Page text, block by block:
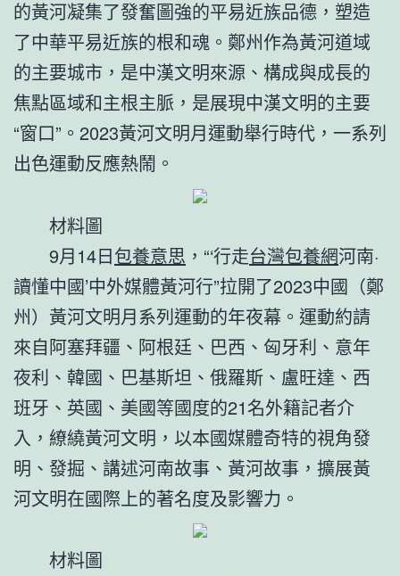
的黃河凝集了發奮圖強的平易近族品德，塑造
了中華平易近族的根和魂。鄭州作為黃河道域
的主要城市，是中漢文明來源、構成與成長的
焦點區域和主根主脈，是展現中漢文明的主要
“窗口”。2023黃河文明月運動舉行時代，一系列
出色運動反應熱鬧。
材料圖
9月14日包養意思 ，“‘行走台灣包養網河南·
讀懂中國’中外媒體黃河行”拉開了2023中國（鄭
州）黃河文明月系列運動的年夜幕。運動約請
來自阿塞拜疆、阿根廷、巴西、匈牙利、意年
夜利、韓國、巴基斯坦、俄羅斯、盧旺達、西
班牙、英國、美國等國度的21名外籍記者介
入，繚繞黃河文明，以本國媒體奇特的視角發
明、發掘、講述河南故事、黃河故事，擴展黃
河文明在國際上的著名度及影響力。
材料圖